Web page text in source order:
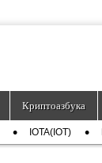
Криптоазбука
IOTA(IOT)